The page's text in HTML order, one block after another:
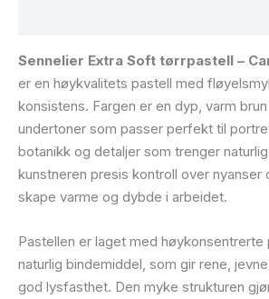
Sennelier Extra Soft tørrpastell –
er en høykvalitets pastell med
konsistens. Fargen er en dyp, varm
undertoner som passer perfekt til
botanikk og detaljer som trenger
kunstneren presis kontroll over nyanser
skape varme og dybde i arbeidet.
Pastellen er laget med
naturlig bindemiddel, som gir rene,
god lysfasthet. Den myke strukturen